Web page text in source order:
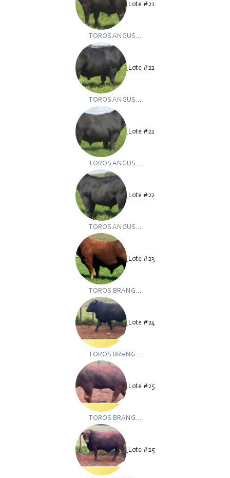
Lote #21
TOROS ANGUS...
Lote #22
TOROS ANGUS...
Lote #22
TOROS ANGUS...
Lote #22
TOROS ANGUS...
Lote #23
TOROS BRANG...
Lote #24
TOROS BRANG...
Lote #25
TOROS BRANG...
Lote #25